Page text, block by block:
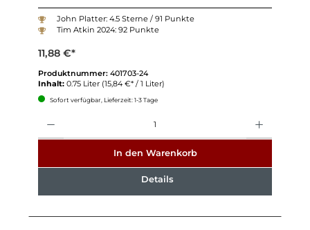
John Platter: 4.5 Sterne / 91 Punkte
Tim Atkin 2024: 92 Punkte
11,88 €*
Produktnummer: 401703-24
Inhalt: 0.75 Liter (15,84 €* / 1 Liter)
Sofort verfügbar, Lieferzeit: 1-3 Tage
In den Warenkorb
Details